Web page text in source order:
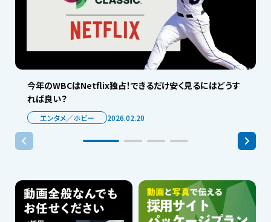
今年のWBCはNetflix独占！できるだけ安く見るにはどうす
れば良い？
エンタメ／ホビー 2026.02.20